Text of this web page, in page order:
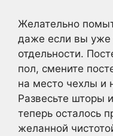
Желательно
даже если вы уже
отдельности.
пол, смените
на место чехлы и
Развесьте шторы
теперь осталось
желанной